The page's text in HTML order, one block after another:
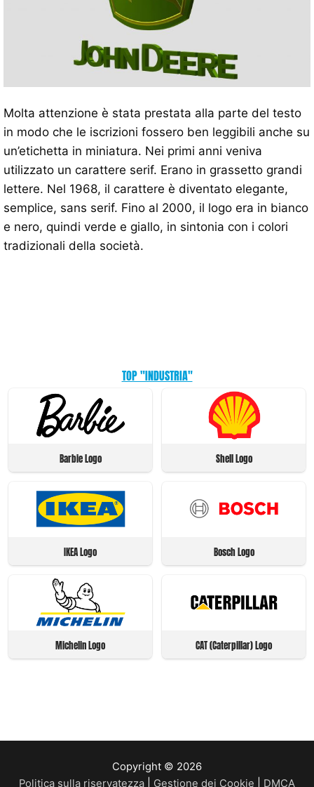
Molta attenzione è stata prestata alla parte del testo
in modo che le iscrizioni fossero ben leggibili anche su
un’etichetta in miniatura. Nei primi anni veniva
utilizzato un carattere serif. Erano in grassetto grandi
lettere. Nel 1968, il carattere è diventato elegante,
semplice, sans serif. Fino al 2000, il logo era in bianco
e nero, quindi verde e giallo, in sintonia con i colori
tradizionali della società.
TOP "INDUSTRIA"
Barbie Logo Shell Logo
IKEA Logo Bosch Logo
Michelin Logo CAT (Caterpillar) Logo
Copyright © 2026
Politica sulla riservatezza
Gestione dei Cookie DMCA